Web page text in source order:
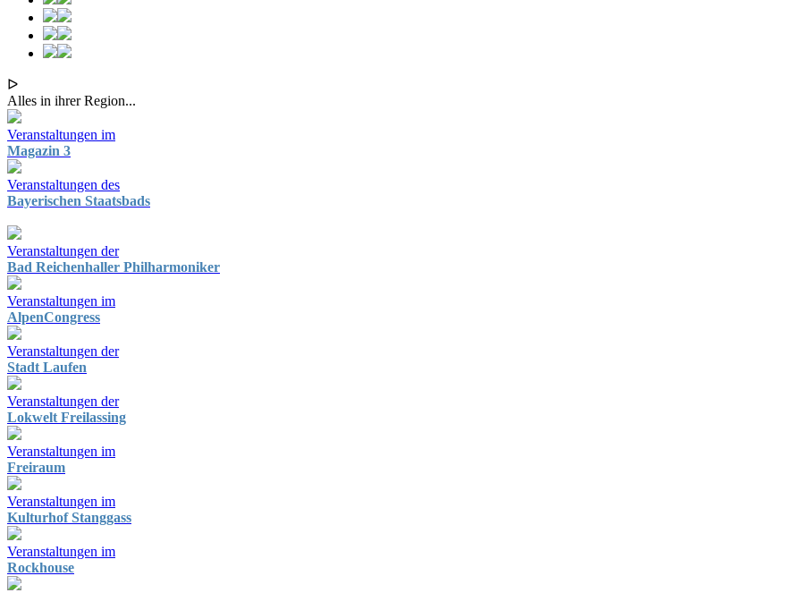
ᐅ
Alles in ihrer Region...
Veranstaltungen im
Magazin 3
Veranstaltungen des
Bayerischen Staatsbads
Veranstaltungen der
Bad Reichenhaller Philharmoniker
Veranstaltungen im
AlpenCongress
Veranstaltungen der
Stadt Laufen
Veranstaltungen der
Lokwelt Freilassing
Veranstaltungen im
Freiraum
Veranstaltungen im
Kulturhof Stanggass
Veranstaltungen im
Rockhouse